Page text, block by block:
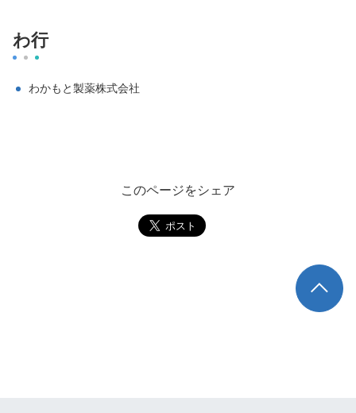
わ行
わかもと製薬株式会社
このページをシェア
TOP